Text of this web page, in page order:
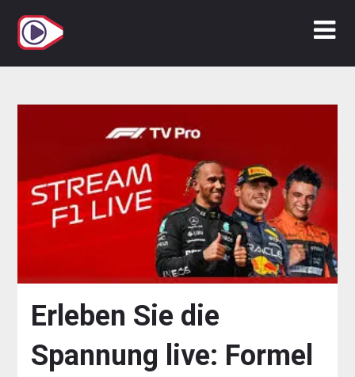
Inhalt
springen
Erleben Sie die
Spannung live: Formel